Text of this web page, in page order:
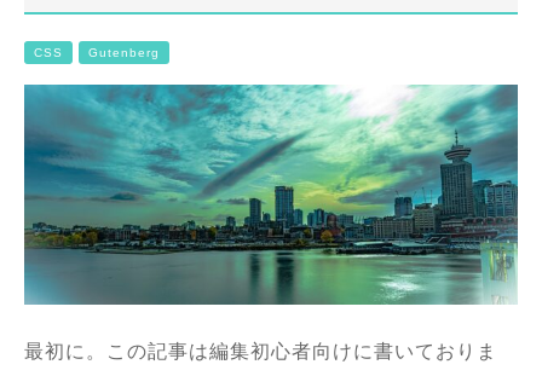
CSS Gutenberg
最初に。この記事は編集初心者向けに書いておりま